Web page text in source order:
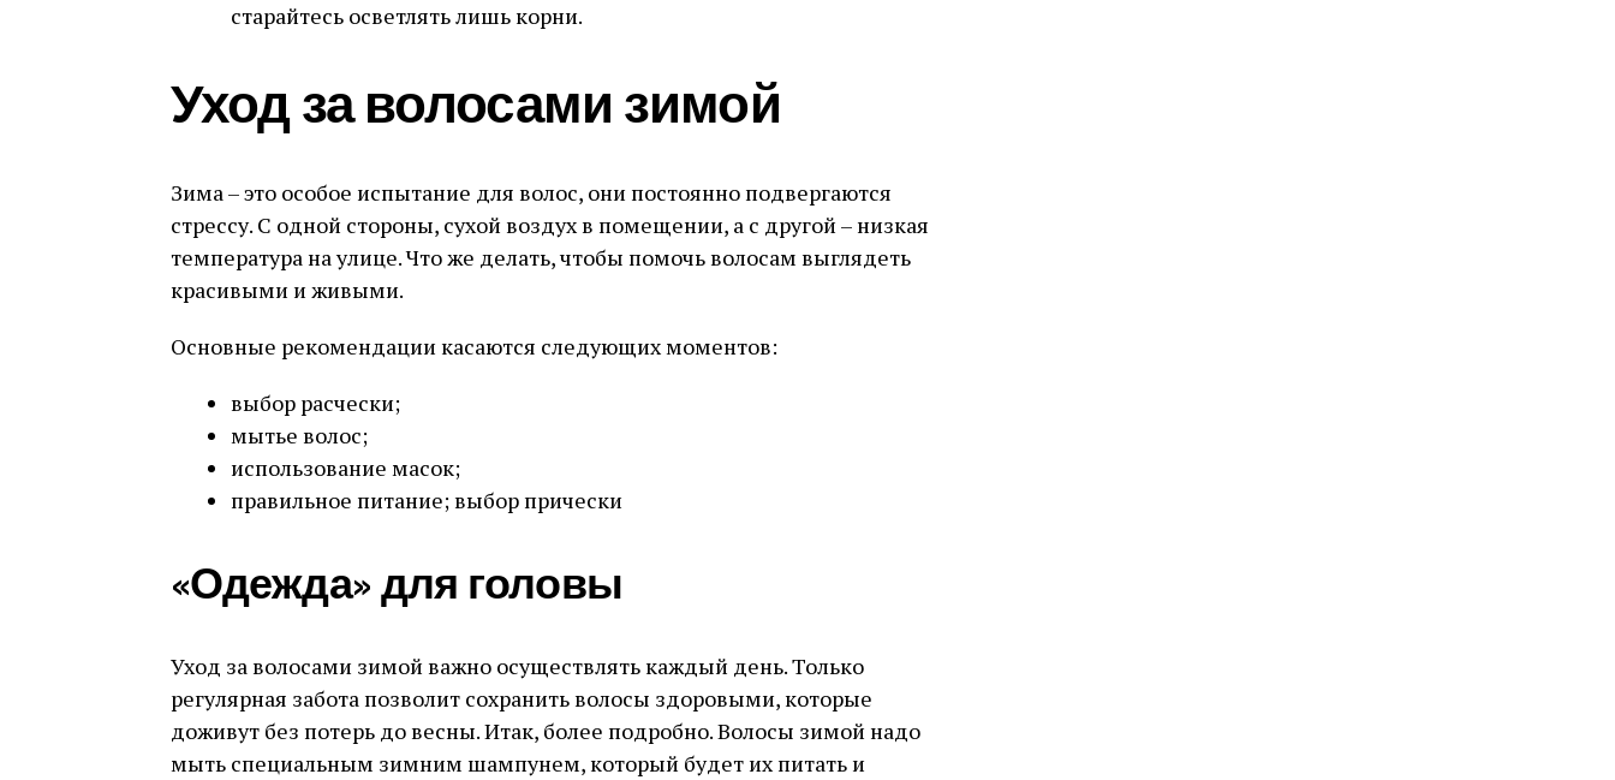
старайтесь осветлять лишь корни.
Уход за волосами зимой
Зима – это особое испытание для волос, они постоянно подвергаются
стрессу. С одной стороны, сухой воздух в помещении, а с другой – низкая
температура на улице. Что же делать, чтобы помочь волосам выглядеть
красивыми и живыми.
Основные рекомендации касаются следующих моментов:
выбор расчески;
мытье волос;
использование масок;
правильное питание; выбор прически
«Одежда» для головы
Уход за волосами зимой важно осуществлять каждый день. Только
регулярная забота позволит сохранить волосы здоровыми, которые
доживут без потерь до весны. Итак, более подробно. Волосы зимой надо
мыть специальным зимним шампунем, который будет их питать и